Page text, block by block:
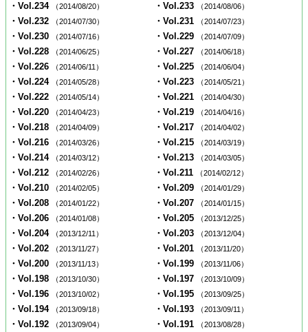
・Vol.234 （2014/08/20） ・Vol.233 （2014/08/06）
・Vol.232 （2014/07/30） ・Vol.231 （2014/07/23）
・Vol.230 （2014/07/16） ・Vol.229 （2014/07/09）
・Vol.228 （2014/06/25） ・Vol.227 （2014/06/18）
・Vol.226 （2014/06/11） ・Vol.225 （2014/06/04）
・Vol.224 （2014/05/28） ・Vol.223 （2014/05/21）
・Vol.222 （2014/05/14） ・Vol.221 （2014/04/30）
・Vol.220 （2014/04/23） ・Vol.219 （2014/04/16）
・Vol.218 （2014/04/09） ・Vol.217 （2014/04/02）
・Vol.216 （2014/03/26） ・Vol.215 （2014/03/19）
・Vol.214 （2014/03/12） ・Vol.213 （2014/03/05）
・Vol.212 （2014/02/26） ・Vol.211 （2014/02/12）
・Vol.210 （2014/02/05） ・Vol.209 （2014/01/29）
・Vol.208 （2014/01/22） ・Vol.207 （2014/01/15）
・Vol.206 （2014/01/08） ・Vol.205 （2013/12/25）
・Vol.204 （2013/12/11） ・Vol.203 （2013/12/04）
・Vol.202 （2013/11/27） ・Vol.201 （2013/11/20）
・Vol.200 （2013/11/13） ・Vol.199 （2013/11/06）
・Vol.198 （2013/10/30） ・Vol.197 （2013/10/09）
・Vol.196 （2013/10/02） ・Vol.195 （2013/09/25）
・Vol.194 （2013/09/18） ・Vol.193 （2013/09/11）
・Vol.192 （2013/09/04） ・Vol.191 （2013/08/28）